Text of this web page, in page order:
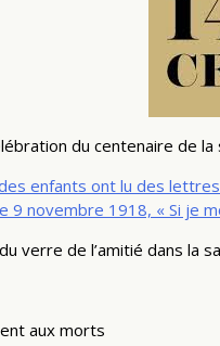
du centenaire de
enfants ont lu des
9 novembre 1918, « Si je
verre de l’amitié dans la
aux morts